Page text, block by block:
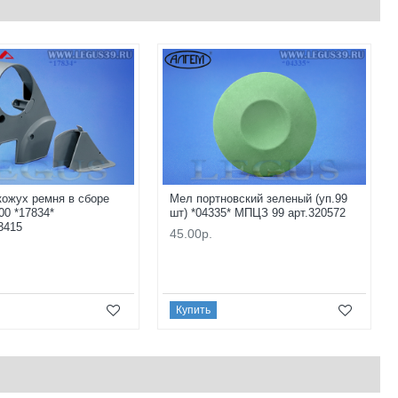
ремня в сборе
*17834*
Мел портновский зеленый (уп.99
шт) *04335* МПЦЗ 99 арт.320572
45.00р.
Купить